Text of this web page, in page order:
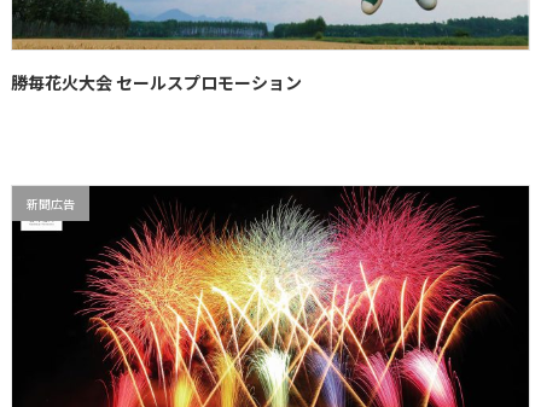
勝毎花火大会 セールスプロモーション
新聞広告